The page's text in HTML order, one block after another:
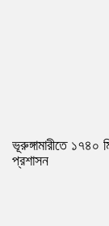
ভূরুঙ্গামারীতে ১৭৪০
প্রশাসন